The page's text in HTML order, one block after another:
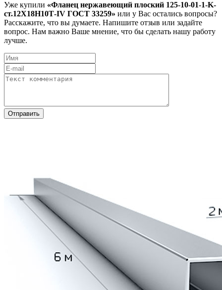
Уже купили «Фланец нержавеющий плоский 125-10-01-1-K-
ст.12Х18Н10Т-IV ГОСТ 33259» или у Вас остались вопросы?
Расскажите, что вы думаете. Напишите отзыв или задайте
вопрос. Нам важно Ваше мнение, что бы сделать нашу работу
лучше.